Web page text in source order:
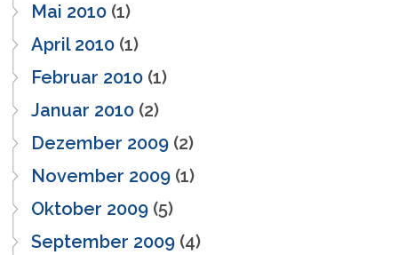
Mai 2010 (1)
April 2010 (1)
Februar 2010 (1)
Januar 2010 (2)
Dezember 2009 (2)
November 2009 (1)
Oktober 2009 (5)
September 2009 (4)